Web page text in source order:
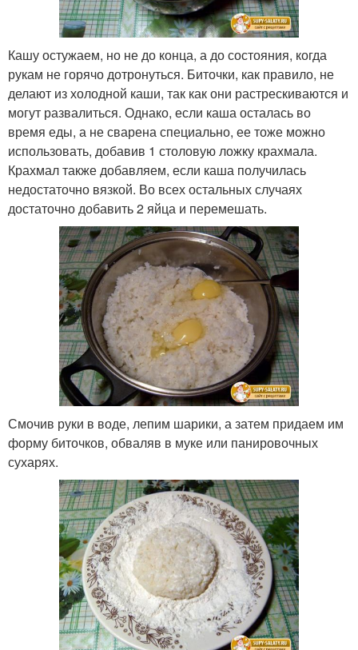
Кашу остужаем, но не до конца, а до состояния, когда
рукам не горячо дотронуться. Биточки, как правило, не
делают из холодной каши, так как они растрескиваются и
могут развалиться. Однако, если каша осталась во
время еды, а не сварена специально, ее тоже можно
использовать, добавив 1 столовую ложку крахмала.
Крахмал также добавляем, если каша получилась
недостаточно вязкой. Во всех остальных случаях
достаточно добавить 2 яйца и перемешать.
Смочив руки в воде, лепим шарики, а затем придаем им
форму биточков, обваляв в муке или панировочных
сухарях.